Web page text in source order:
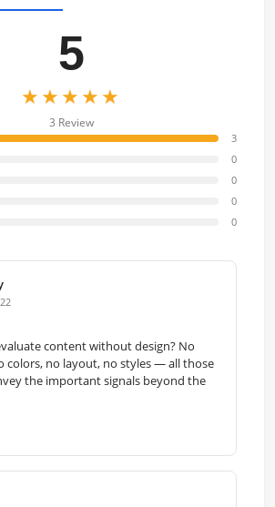
5
★★★★★
3 Review
3
0
0
0
0
content without design? No
colors, no layout, no styles — all those
the important signals beyond the